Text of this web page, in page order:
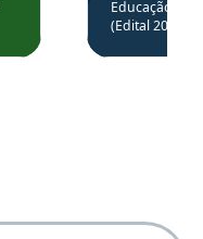
através
de
Educação
(Edital